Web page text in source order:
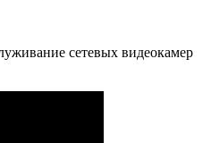
сетевых видеокамер